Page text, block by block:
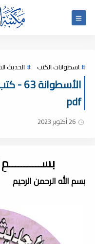
اسطوانات الكتب الحديث
pdf
26 أكتوبر 2023
بسم الله الرحمن الرحيم